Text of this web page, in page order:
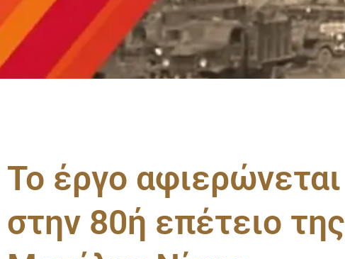
Το έργο αφιερώνεται
στην 80ή επέτειο της